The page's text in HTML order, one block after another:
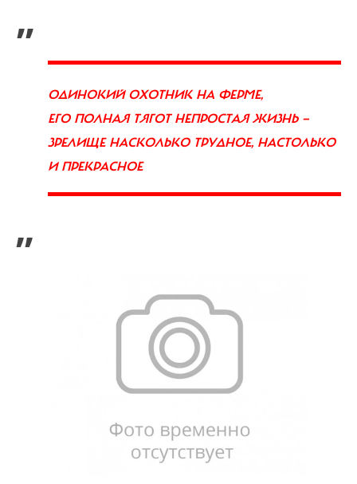
„
ОДИНОКИЙ ОХОТНИК НА ФЕРМЕ,
ЕГО ПОЛНАЯ ТЯГОТ НЕПРОСТАЯ ЖИЗНЬ —
ЗРЕЛИЩЕ НАСКОЛЬКО ТРУДНОЕ, НАСТОЛЬКО
И ПРЕКРАСНОЕ
”